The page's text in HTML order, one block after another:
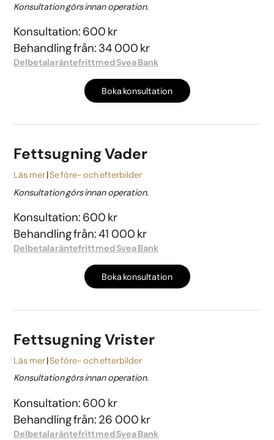
Konsultation görs innan operation.
Konsultation: 600 kr
Behandling från: 34 000 kr
Delbetala räntefritt med Svea Bank
Boka konsultation
Fettsugning Vader
Läs mer Se före- och efterbilder
Konsultation görs innan operation.
Konsultation: 600 kr
Behandling från: 41 000 kr
Delbetala räntefritt med Svea Bank
Boka konsultation
Fettsugning Vrister
Läs mer Se före- och efterbilder
Konsultation görs innan operation.
Konsultation: 600 kr
Behandling från: 26 000 kr
Delbetala räntefritt med Svea Bank